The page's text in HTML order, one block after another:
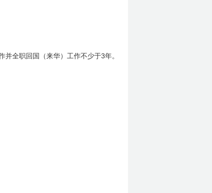
并全职回国（来华）工作不少于3年。